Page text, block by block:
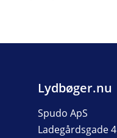
Lydbøger.nu
Spudo ApS
Ladegårdsgade 4